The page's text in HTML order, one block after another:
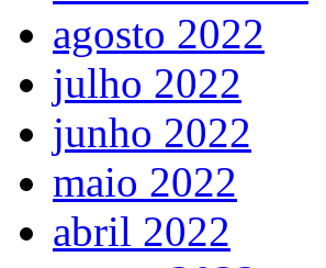
agosto 2022
julho 2022
junho 2022
maio 2022
abril 2022